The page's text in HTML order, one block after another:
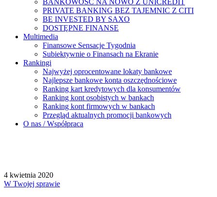
BANKOWOŚĆ NA NOWO Z UNICREDIT
PRIVATE BANKING BEZ TAJEMNIC Z CITI
BE INVESTED BY SAXO
DOSTĘPNE FINANSE
Multimedia
Finansowe Sensacje Tygodnia
Subiektywnie o Finansach na Ekranie
Rankingi
Najwyżej oprocentowane lokaty bankowe
Najlepsze bankowe konta oszczędnościowe
Ranking kart kredytowych dla konsumentów
Ranking kont osobistych w bankach
Ranking kont firmowych w bankach
Przegląd aktualnych promocji bankowych
O nas / Współpraca
4 kwietnia 2020
W Twojej sprawie